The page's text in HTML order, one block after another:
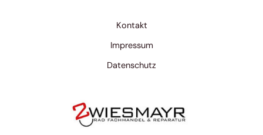
Kontakt
Impressum
Datenschutz